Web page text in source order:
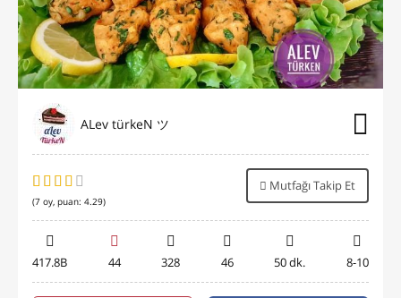
ALev türkeN ツ
(7 oy, puan: 4.29)
Mutfağı Takip Et
417.8B 44 328 46 50 dk. 8-10